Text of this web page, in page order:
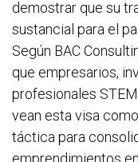
demostrar que su
sustancial para el
Según BAC
que empresarios,
profesionales
vean esta visa
táctica para
emprendimientos